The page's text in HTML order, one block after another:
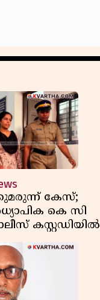
കേസ്;
കെ സി
കസ്റ്റഡിയിൽ